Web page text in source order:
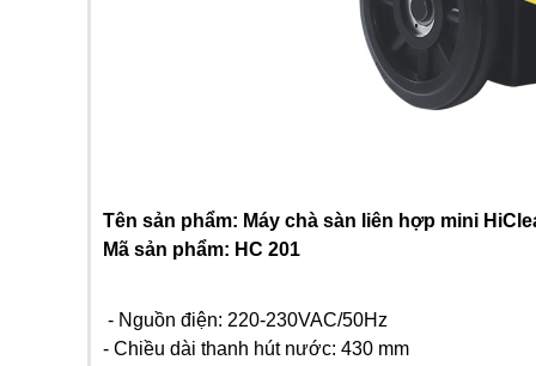
Tên sản phẩm: Máy chà sàn liên hợp mini
Mã sản phẩm: HC 201
- Nguồn điện: 220-230VAC/50Hz
- Chiều dài thanh hút nước: 430 mm